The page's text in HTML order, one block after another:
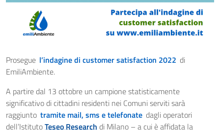
Prosegue l’indagine di customer satisfaction 2022 di
EmiliAmbiente.
A partire dal 13 ottobre un campione statisticamente
significativo di cittadini residenti nei Comuni serviti sarà
raggiunto tramite mail, sms e telefonate dagli operatori
dell’IstitutoTeseo Research di Milano – a cui è affidata la